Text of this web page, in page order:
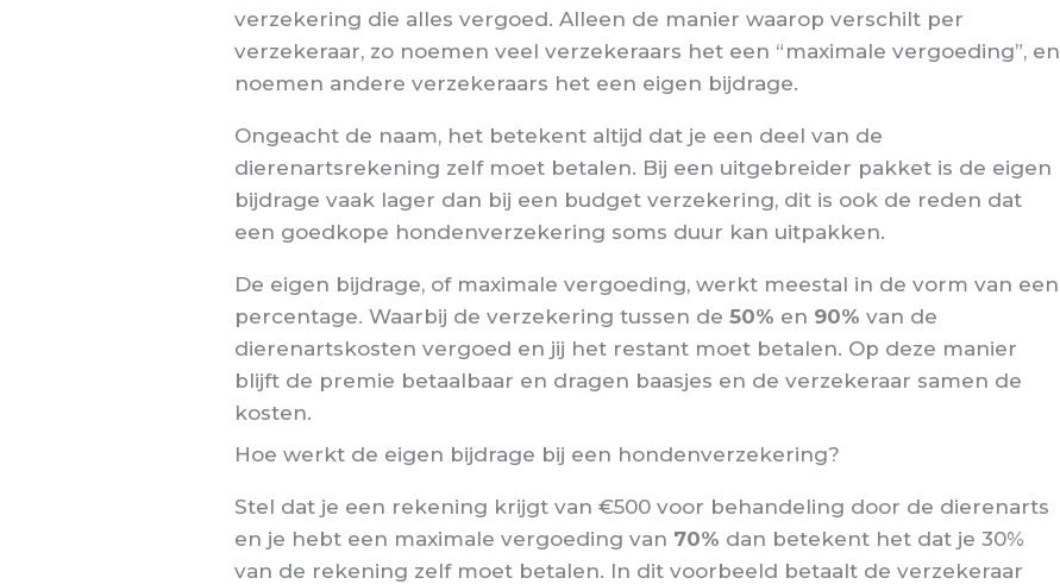
verzekering die alles vergoed. Alleen de manier waarop verschilt per
verzekeraar, zo noemen veel verzekeraars het een “maximale vergoeding”, en
noemen andere verzekeraars het een eigen bijdrage.
Ongeacht de naam, het betekent altijd dat je een deel van de
dierenartsrekening zelf moet betalen. Bij een uitgebreider pakket is de eigen
bijdrage vaak lager dan bij een budget verzekering, dit is ook de reden dat
een goedkope hondenverzekering soms duur kan uitpakken.
De eigen bijdrage, of maximale vergoeding, werkt meestal in de vorm van een
percentage. Waarbij de verzekering tussen de 50% en 90% van de
dierenartskosten vergoed en jij het restant moet betalen. Op deze manier
blijft de premie betaalbaar en dragen baasjes en de verzekeraar samen de
kosten.
Hoe werkt de eigen bijdrage bij een hondenverzekering?
Stel dat je een rekening krijgt van €500 voor behandeling door de dierenarts
en je hebt een maximale vergoeding van 70% dan betekent het dat je 30%
van de rekening zelf moet betalen. In dit voorbeeld betaalt de verzekeraar